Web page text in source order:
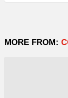
MORE FROM: